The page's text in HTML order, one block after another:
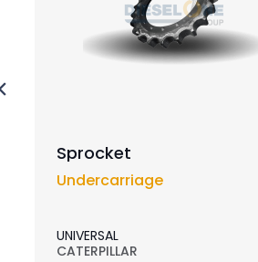
Sprocket
Undercarriage
UNIVERSAL
CATERPILLAR